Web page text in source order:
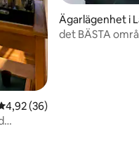
av 5 i genomsnittligt
4,92 (36)
Ägarlägenhet i
det BÄSTA